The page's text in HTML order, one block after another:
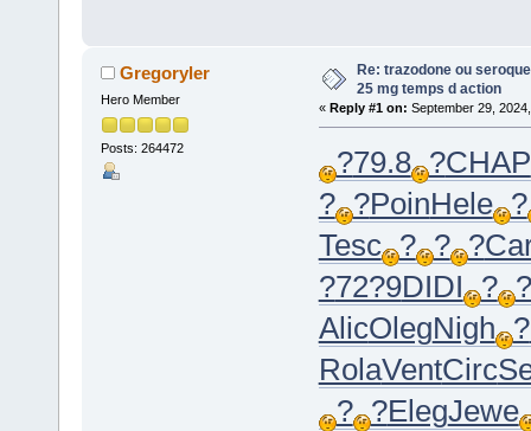
Gregoryler
Hero Member
Posts: 264472
Re: trazodone ou
25 mg temps d action
« Reply #1 on: September 29,
?79.8 ?CHAP
? ?PoinHele ?
Tesc ? ? ?
?72?9DIDI ? ?
AlicOlegNigh ?
RolaVentCirc
? ?ElegJewe